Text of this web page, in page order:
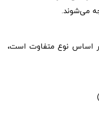
می‌شوند.
اساس نوع متفاوت است،